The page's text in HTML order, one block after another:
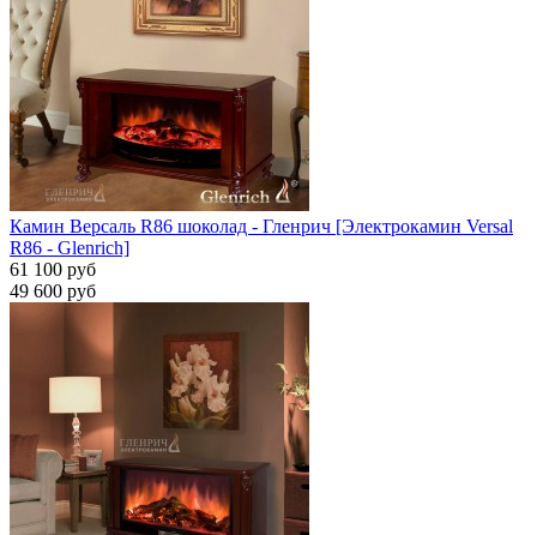
Камин Версаль R86 шоколад - Гленрич [Электрокамин Versal
R86 - Glenrich]
61 100 руб
49 600 руб